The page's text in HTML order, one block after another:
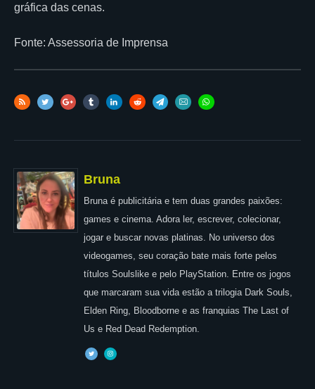
gráfica das cenas.
Fonte: Assessoria de Imprensa
Bruna
Bruna é publicitária e tem duas grandes paixões:
games e cinema. Adora ler, escrever, colecionar,
jogar e buscar novas platinas. No universo dos
videogames, seu coração bate mais forte pelos
títulos Soulslike e pelo PlayStation. Entre os jogos
que marcaram sua vida estão a trilogia Dark Souls,
Elden Ring, Bloodborne e as franquias The Last of
Us e Red Dead Redemption.